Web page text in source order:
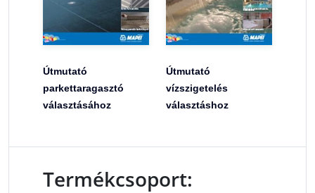
Útmutató
parkettaragasztó
választásához
Útmutató
vízszigetelés
választáshoz
Termékcsoport: